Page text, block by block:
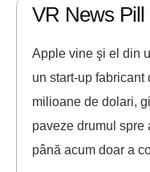
VR News
Apple vine şi el din
un start-up
milioane de dolari,
paveze drumul spre
până acum doar a